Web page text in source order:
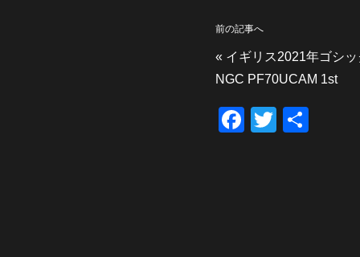
前の記事へ
« イギリス2021年ゴシ
NGC PF70UCAM 1st
F
T